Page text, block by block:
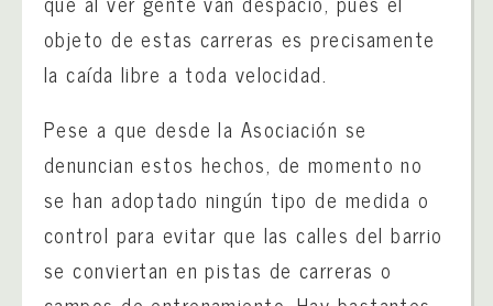
objeto de estas carreras es precisamente
la caída libre a toda velocidad.
Pese a que desde la Asociación se
denuncian estos hechos, de momento no
se han adoptado ningún tipo de medida o
control para evitar que las calles del barrio
se conviertan en pistas de carreras o